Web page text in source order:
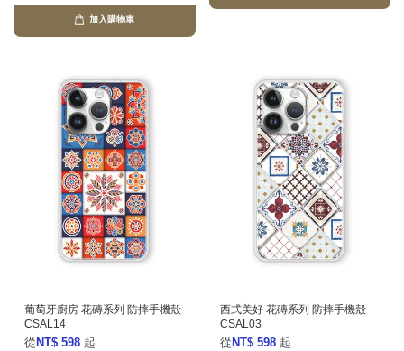
加入購物車
葡萄牙廚房 花磚系列 防摔手機殼
CSAL14
從 NT$ 598 起
西式美好 花磚系列 防摔手機殼
CSAL03
從 NT$ 598 起